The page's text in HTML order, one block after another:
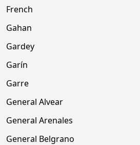
French
Gahan
Gardey
Garín
Garre
General Alvear
General Arenales
General Belgrano